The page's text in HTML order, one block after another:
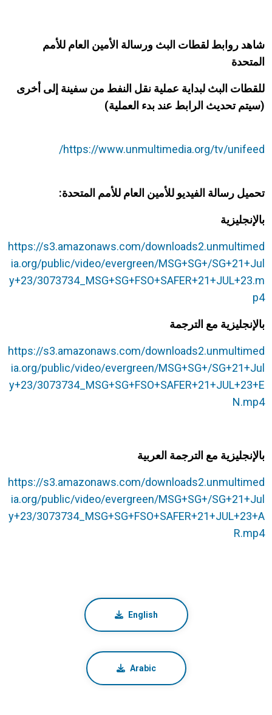
شاهد روابط لقطات البث ورسالة الأمين العام للأمم
المتحدة
للقطات البث لبداية عملية نقل النفط من سفينة إلى أخرى
(سيتم تحديث الرابط عند بدء العملية)
https://www.unmultimedia.org/tv/unifeed/
تحميل رسالة الفيديو للأمين العام للأمم المتحدة:
بالإنجليزية
https://s3.amazonaws.com/downloads2.unmultimed
ia.org/public/video/evergreen/MSG+SG+/SG+21+Jul
y+23/3073734_MSG+SG+FSO+SAFER+21+JUL+23.m
p4
بالإنجليزية مع الترجمة
https://s3.amazonaws.com/downloads2.unmultimed
ia.org/public/video/evergreen/MSG+SG+/SG+21+Jul
y+23/3073734_MSG+SG+FSO+SAFER+21+JUL+23+E
N.mp4
بالإنجليزية مع الترجمة العربية
https://s3.amazonaws.com/downloads2.unmultimed
ia.org/public/video/evergreen/MSG+SG+/SG+21+Jul
y+23/3073734_MSG+SG+FSO+SAFER+21+JUL+23+A
R.mp4
English
Arabic